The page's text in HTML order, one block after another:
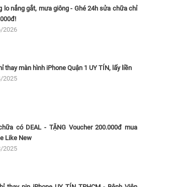
lo nắng gắt, mưa giông - Ghé 24h sửa chữa chỉ
2026
thay màn hình iPhone Quận 1 UY TÍN, lấy liền
2025
có DEAL - TẶNG Voucher 200.000đ mua
Like New
2025